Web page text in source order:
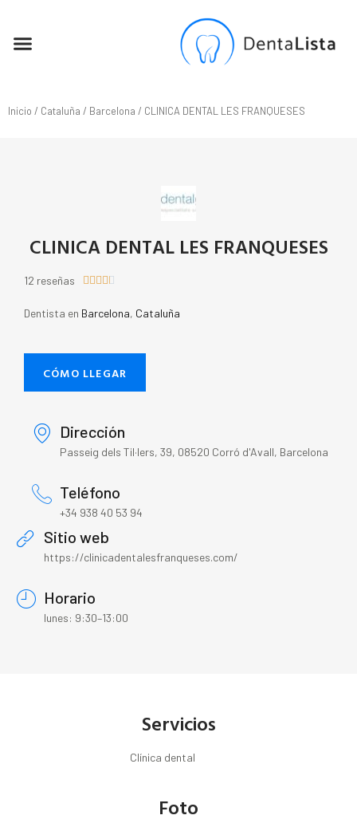
Inicio / Cataluña / Barcelona / CLINICA DENTAL LES FRANQUESES
CLINICA DENTAL LES FRANQUESES
12 reseñas     
Dentista en Barcelona, Cataluña
CÓMO LLEGAR
Dirección
Passeig dels Til·lers, 39, 08520 Corró d'Avall, Barcelona
Teléfono
+34 938 40 53 94
Sitio web
https://clinicadentalesfranqueses.com/
Horario
lunes: 9:30–13:00
Servicios
Clínica dental
Foto